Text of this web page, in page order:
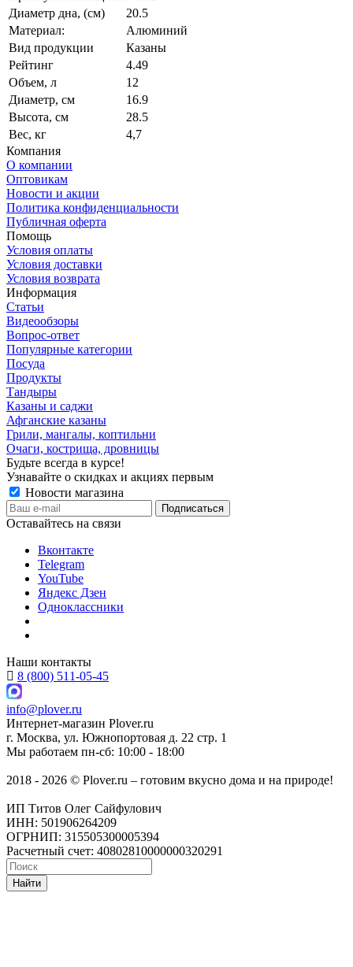
Диаметр дна, (см)
20.5
Материал:
Алюминий
Вид продукции
Казаны
Рейтинг
4.49
Объем, л
12
Диаметр, см
16.9
Высота, см
28.5
Вес, кг
4,7
Компания
О компании
Оптовикам
Новости и акции
Политика конфиденциальности
Публичная оферта
Помощь
Условия оплаты
Условия доставки
Условия возврата
Информация
Статьи
Видеообзоры
Вопрос-ответ
Популярные категории
Посуда
Продукты
Тандыры
Казаны и саджи
Афганские казаны
Грили, мангалы, коптильни
Очаги, кострища, дровницы
Будьте всегда в курсе!
Узнавайте о скидках и акциях первым
Новости магазина
Оставайтесь на связи
Вконтакте
Telegram
YouTube
Яндекс Дзен
Одноклассники
Наши контакты
8 (800) 511-05-45
info@plover.ru
Интернет-магазин Plover.ru
г. Москва, ул. Южнопортовая д. 22 стр. 1
Мы работаем пн-сб: 10:00 - 18:00
2018 - 2026 © Plover.ru – готовим вкусно дома и на природе!
ИП Титов Олег Сайфулович
ИНН: 501906264209
ОГРНИП: 315505300005394
Расчетный счет: 40802810000000320291
Найти